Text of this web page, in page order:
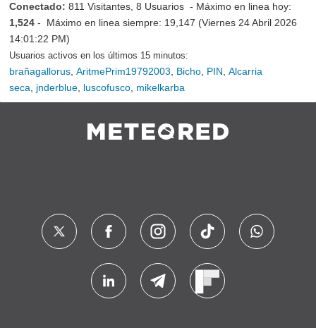
Conectado: 811 Visitantes, 8 Usuarios - Máximo en linea hoy:
1,524 - Máximo en linea siempre: 19,147 (Viernes 24 Abril 2026
14:01:22 PM)
Usuarios activos en los últimos 15 minutos:
brañagallorus AritmePrim19792003 Bicho PIN Alcarria
seca
jnderblue luscofusco mikelkarba